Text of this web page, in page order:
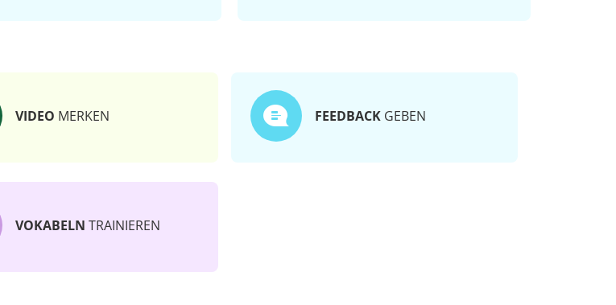
VIDEO MERKEN FEEDBACK GEBEN
VOKABELN TRAINIEREN